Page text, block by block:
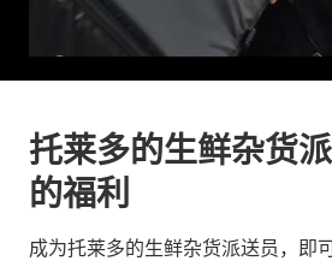
托莱多的生鲜杂货
的福利
成为托莱多的生鲜杂货派送员，即